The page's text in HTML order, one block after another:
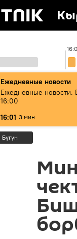
Ежедневные новости
Ежедневные новости.
16:00
16:01 3 мин
Бүгүн